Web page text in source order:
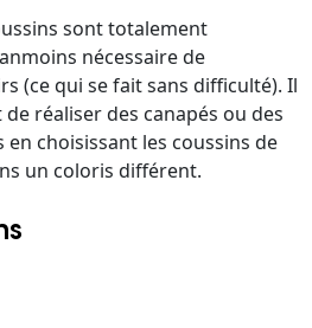
sont totalement
nécessaire de
(ce qui se fait sans difficulté). Il
réaliser des canapés ou des
choisissant les coussins de
un coloris différent.